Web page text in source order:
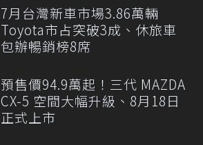
7月台灣新車市場3.86萬輛
Toyota市占突破3成、休旅車
包辦暢銷榜8席
預售價94.9萬起！三代 MAZDA
CX-5 空間大幅升級、8月18日
正式上市